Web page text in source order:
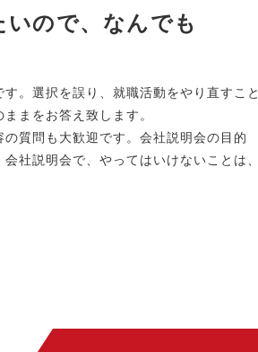
いので、なんでも
。選択を誤り、就職活動をやり直すこと
まをお答え致します。
質問も大歓迎です。会社説明会の目的
社説明会で、やってはいけないことは、